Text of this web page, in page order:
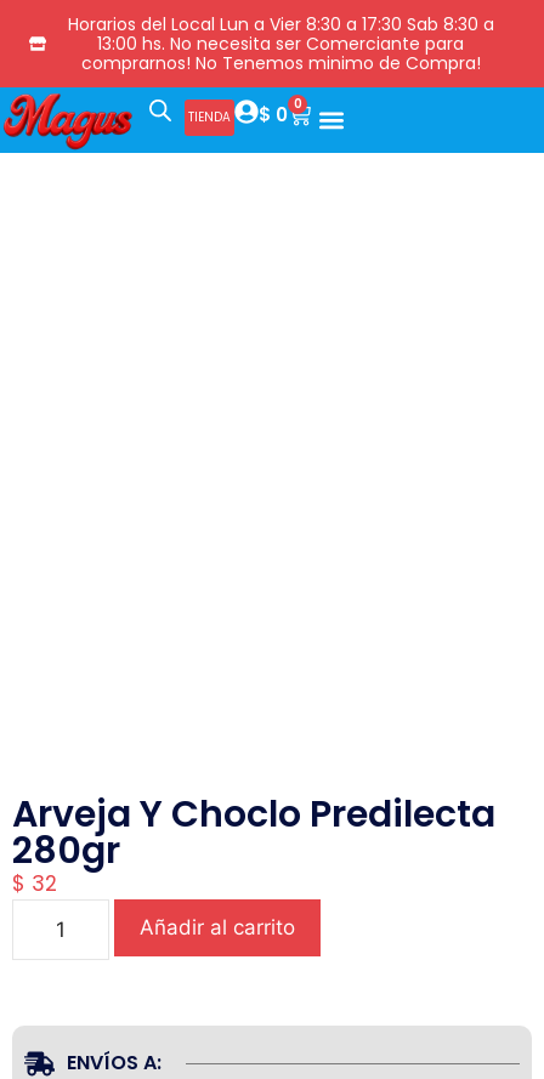
Horarios del Local Lun a Vier 8:30 a 17:30 Sab 8:30 a
13:00 hs. No necesita ser Comerciante para
comprarnos! No Tenemos minimo de Compra!
TIENDA $ 0 0
Arveja Y Choclo Predilecta
280gr
$ 32
Añadir al carrito
ENVÍOS A: